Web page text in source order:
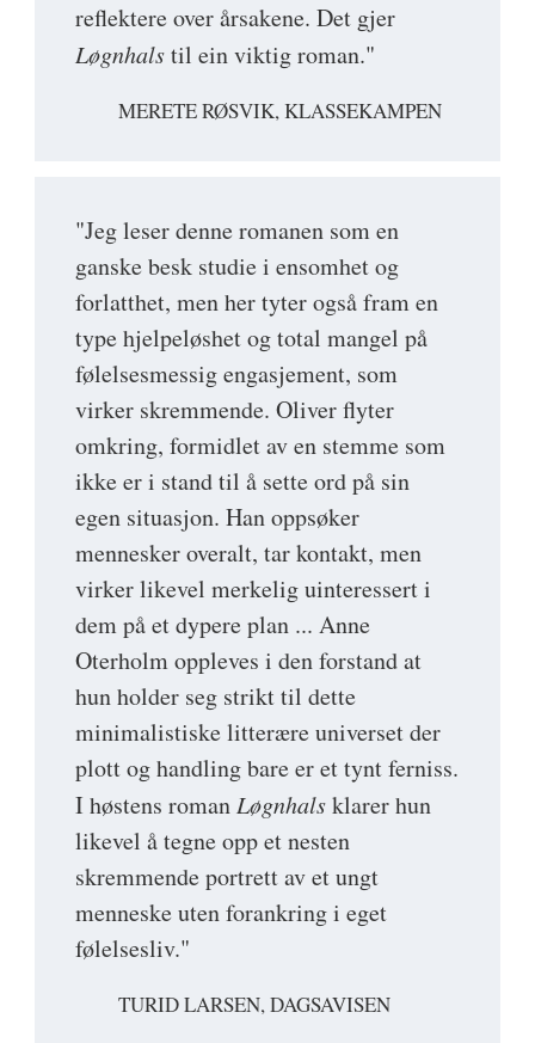
reflektere over årsakene. Det gjer
Løgnhalstil ein viktig roman."
MERETE RØSVIK, KLASSEKAMPEN
"Jeg leser denne romanen som en
ganske besk studie i ensomhet og
forlatthet, men her tyter også fram en
type hjelpeløshet og total mangel på
følelsesmessig engasjement, som
virker skremmende. Oliver flyter
omkring, formidlet av en stemme som
ikke er i stand til å sette ord på sin
egen situasjon. Han oppsøker
mennesker overalt, tar kontakt, men
virker likevel merkelig uinteressert i
dem på et dypere plan ... Anne
Oterholm oppleves i den forstand at
hun holder seg strikt til dette
minimalistiske litterære universet der
plott og handling bare er et tynt ferniss.
I høstens romanLøgnhalsklarer hun
likevel å tegne opp et nesten
skremmende portrett av et ungt
menneske uten forankring i eget
følelsesliv."
TURID LARSEN, DAGSAVISEN